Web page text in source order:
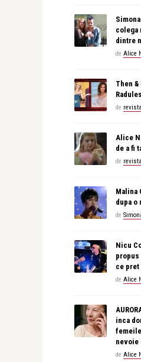
colega
dintre
de Alice
Then
de
Alice
de a fi
de
Malina
dupa o
de
Nicu
propus
ce
de Alice
inca
nevoie
de Alice